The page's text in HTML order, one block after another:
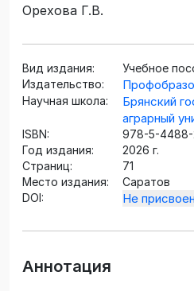
Орехова Г.В.
Вид издания:
Учебное
Издательство:
Научная школа:
Брянский
аграрный
ISBN:
978-5-
Год издания:
2026 г.
Страниц:
71
Место издания:
Саратов
DOI:
Не присвоен
Аннотация